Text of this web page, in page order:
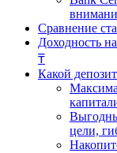
Сравнение
Доходность
₸
Какой
цели,